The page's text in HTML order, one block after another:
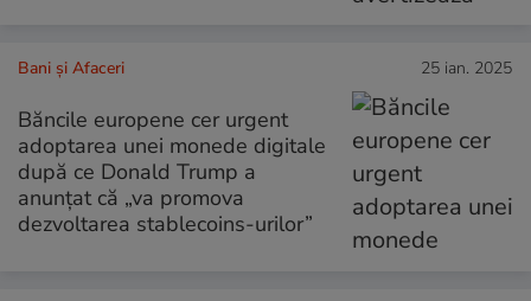
Bani și Afaceri 25 ian. 2025
Băncile europene cer urgent
adoptarea unei monede digitale
după ce Donald Trump a
anunțat că „va promova
dezvoltarea stablecoins-urilor”